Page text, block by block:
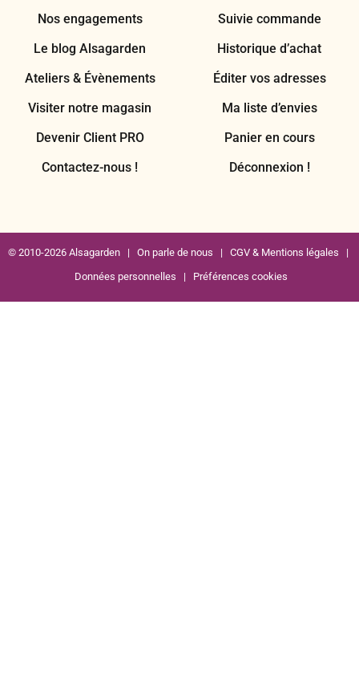
Nos engagements
Le blog Alsagarden
Ateliers & Évènements
Visiter notre magasin
Devenir Client PRO
Contactez-nous !
Suivie commande
Historique d’achat
Éditer vos adresses
Ma liste d’envies
Panier en cours
Déconnexion !
© 2010-2026 Alsagarden | On parle de nous | CGV & Mentions légales |
Données personnelles | Préférences cookies